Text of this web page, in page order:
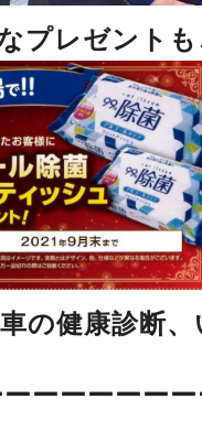
プレゼント
の健康診断
ーーーーー